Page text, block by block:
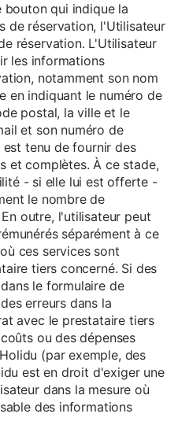
bouton qui indique la
de réservation, l'Utilisateur
réservation. L'Utilisateur
les informations
notamment son nom
en indiquant le numéro de
postal, la ville et le
et son numéro de
tenu de fournir des
et complètes. À ce stade,
- si elle lui est offerte -
le nombre de
outre, l'utilisateur peut
séparément à ce
ces services sont
tiers concerné. Si des
le formulaire de
erreurs dans la
avec le prestataire tiers
ou des dépenses
(par exemple, des
est en droit d'exiger une
dans la mesure où
des informations